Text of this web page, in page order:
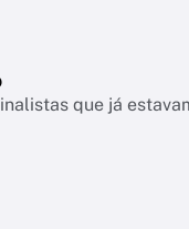
que já